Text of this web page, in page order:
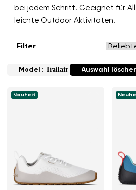
bei jedem Schritt. Geeignet für
leichte Outdoor Aktivitäten.
Filter
Modell: Trailair Auswahl
Neuheit